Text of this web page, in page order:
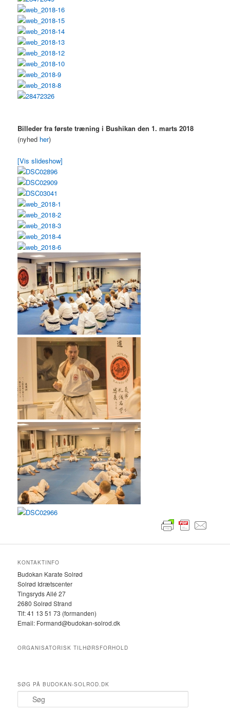
Billeder fra første træning i Bushikan den 1. marts 2018
(nyhed her)
[Vis slideshow]
KONTAKTINFO
Budokan Karate Solrød
Solrød Idrætscenter
Tingsryds Allé 27
2680 Solrød Strand
Tlf: 41 13 51 73 (formanden)
Email: Formand@budokan-solrod.dk
ORGANISATORISK TILHØRSFORHOLD
SØG PÅ BUDOKAN-SOLROD.DK
ø